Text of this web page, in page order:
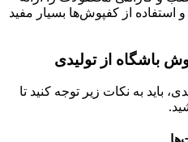
استفاده از کفپوش‌ها بسیار مفید
باشگاه از تولیدی
باید به نکات زیر توجه کنید تا